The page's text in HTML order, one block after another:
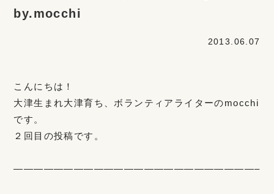
by.mocchi
2013.06.07
こんにちは！
大津生まれ大津育ち、ボランティアライターのmocchi
です。
２回目の投稿です。
————————————————————————–